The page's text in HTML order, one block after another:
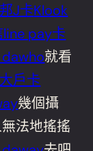
J卡Klook
pay卡
就看
戶卡
幾個攝
法地搖搖